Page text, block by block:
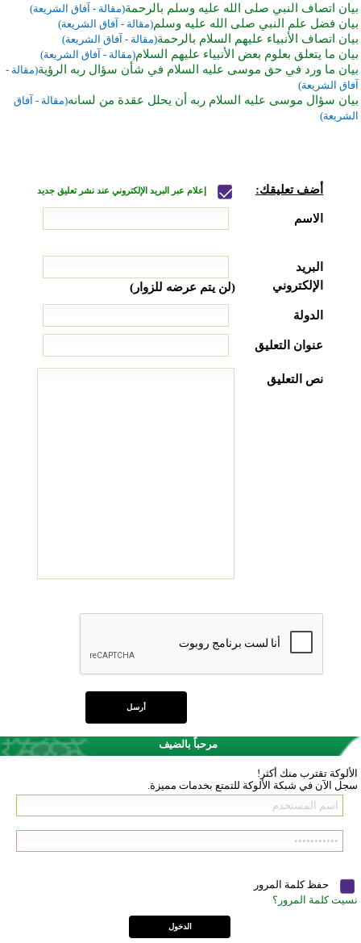
بيان اتصاف النبي صلى الله عليه وسلم بالرحمة(مقالة - آفاق الشريعة)
بيان فضل علم النبي صلى الله عليه وسلم(مقالة - آفاق الشريعة)
بيان اتصاف الأنبياء عليهم السلام بالرحمة(مقالة - آفاق الشريعة)
بيان ما يتعلق بعلوم بعض الأنبياء عليهم السلام(مقالة - آفاق الشريعة)
بيان ما ورد في حق موسى عليه السلام في شأن سؤال ربه الرؤية(مقالة -
آفاق الشريعة)
بيان سؤال موسى عليه السلام ربه أن يحلل عقدة من لسانه(مقالة - آفاق
الشريعة)
أضف تعليقك: إعلام عبر البريد الإلكتروني عند نشر تعليق جديد
الاسم
البريد
الإلكتروني
(لن يتم عرضه للزوار)
الدولة
عنوان التعليق
نص التعليق
مرحباً بالضيف
الألوكة تقترب منك أكثر!
سجل الآن في شبكة الألوكة للتمتع بخدمات مميزة.
حفظ كلمة المرور
نسيت كلمة المرور؟